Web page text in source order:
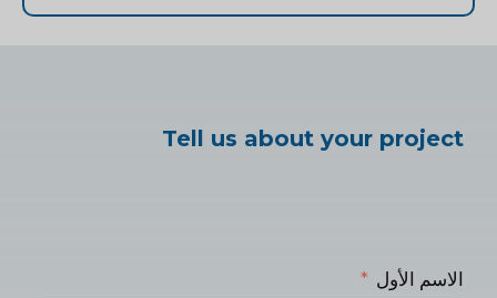
Tell us about your project
الاسم الأول